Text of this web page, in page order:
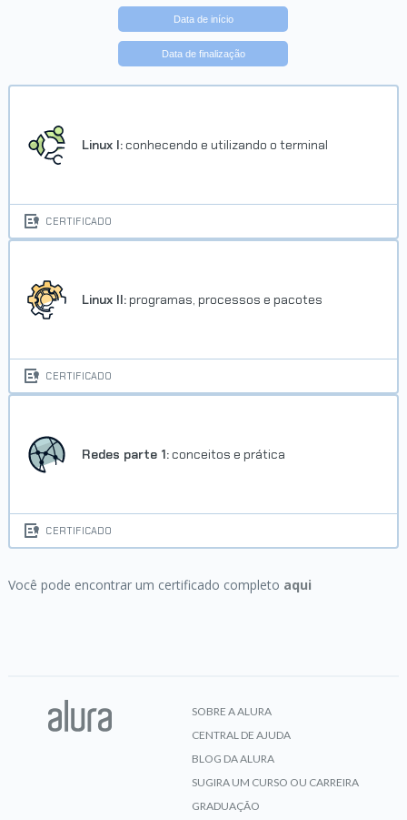
Data de início
Data de finalização
Linux I: conhecendo e utilizando o terminal
CERTIFICADO
Linux II: programas, processos e pacotes
CERTIFICADO
Redes parte 1: conceitos e prática
CERTIFICADO
Você pode encontrar um certificado completo aqui
SOBRE A ALURA
CENTRAL DE AJUDA
BLOG DA ALURA
SUGIRA UM CURSO OU CARREIRA
GRADUAÇÃO